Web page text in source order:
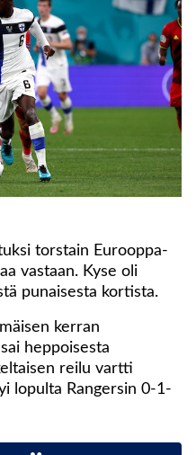
torstain Eurooppa-
vastaan. Kyse oli
punaisesta kortista.
kerran
heppoisesta
reilu vartti
lopulta Rangersin 0-1-